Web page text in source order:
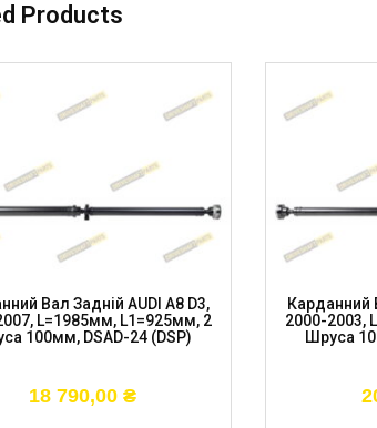
Products
Вал Задній AUDI A8 D3,
L=1985мм, L1=925мм, 2
100мм, DSAD-24 (DSP)
18 790,00 ₴
Карданний
2000-2003,
Шруса